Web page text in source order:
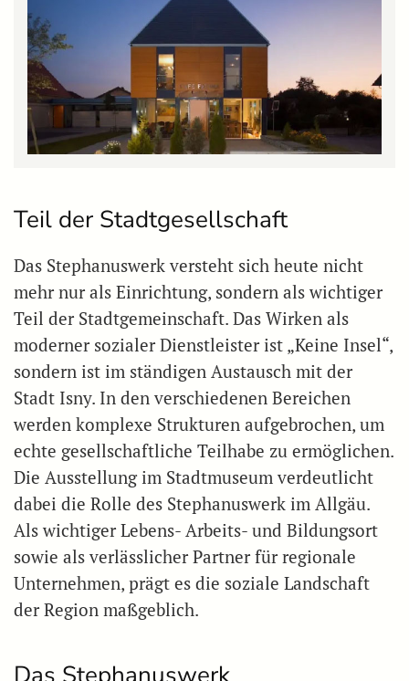
Teil der Stadtgesellschaft
Das Stephanuswerk versteht sich heute nicht
mehr nur als Einrichtung, sondern als wichtiger
Teil der Stadtgemeinschaft. Das Wirken als
moderner sozialer Dienstleister ist „Keine Insel“,
sondern ist im ständigen Austausch mit der
Stadt Isny. In den verschiedenen Bereichen
werden komplexe Strukturen aufgebrochen, um
echte gesellschaftliche Teilhabe zu ermöglichen.
Die Ausstellung im Stadtmuseum verdeutlicht
dabei die Rolle des Stephanuswerk im Allgäu.
Als wichtiger Lebens- Arbeits- und Bildungsort
sowie als verlässlicher Partner für regionale
Unternehmen, prägt es die soziale Landschaft
der Region maßgeblich.